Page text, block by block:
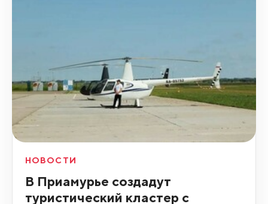
НОВОСТИ
В Приамурье создадут
туристический кластер с